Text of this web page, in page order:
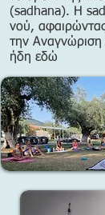
(sadhana). Η
νού,
την Αναγνώριση
ήδη εδώ